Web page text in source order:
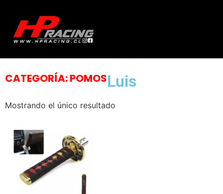
CATEGORÍA: POMOSLuis
Mostrando el único resultado